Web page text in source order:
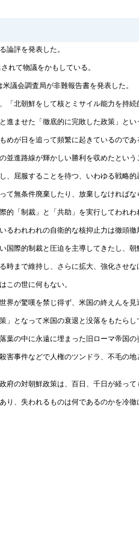
論評を発表した。
れて物議をかもしている。
議会調査局が非難報告書を発表した。
北朝鮮をして核とミサイル能力を持
ませた「徹底的に完敗した政策」とい
が日を追って頻繁に起きているのであ
進路線が輝かしい勝利を収めたとい
屈服することを待つ、いわゆる戦略的
無条件廃棄したり、放棄しなければ
「制裁」と「共助」を実行してわれ
われわれの自衛的な核抑止力は徹頭
際的制裁と圧迫を主導してきたし、
まで維持し、さらに拡大、強化させ
この世に何もない。
が驚嘆を禁じ得ず、米国の終えんを見
となって米国の衰退と没落をもたらし
の中に永遠に埋まった旧ローマ帝国の
事件などで人権のツンドラ、不毛の
の対朝鮮政策は、百日、千日が経っ
、失われるものは何であるのかを冷徹